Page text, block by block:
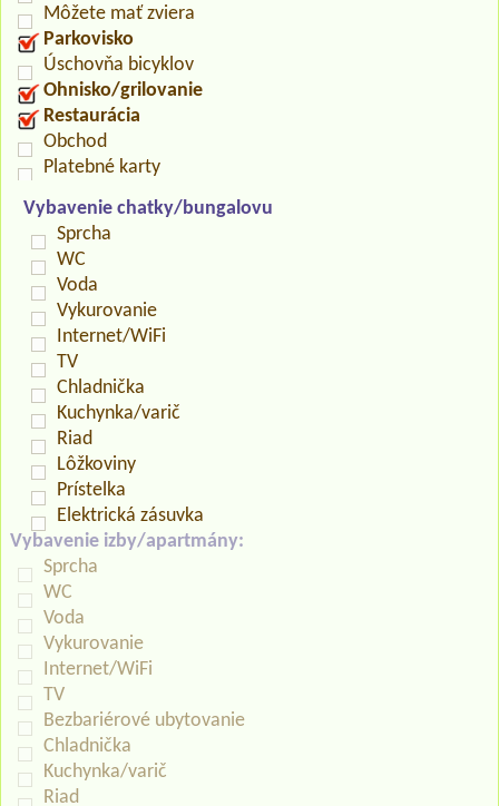
Môžete mať zviera
Parkovisko
Úschovňa bicyklov
Ohnisko/grilovanie
Restaurácia
Obchod
Platebné karty
Vybavenie chatky/bungalovu
Sprcha
WC
Voda
Vykurovanie
Internet/WiFi
TV
Chladnička
Kuchynka/varič
Riad
Lôžkoviny
Prístelka
Elektrická zásuvka
Vybavenie izby/apartmány:
Sprcha
WC
Voda
Vykurovanie
Internet/WiFi
TV
Bezbariérové ubytovanie
Chladnička
Kuchynka/varič
Riad